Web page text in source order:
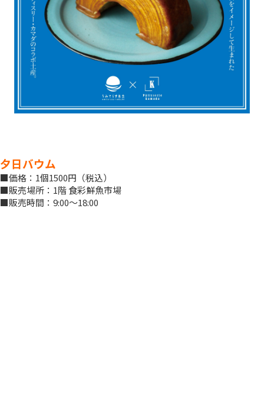
夕日バウム
■価格：1個1500円（税込）
■販売場所：1階 食彩鮮魚市場
■販売時間：9:00～18:00